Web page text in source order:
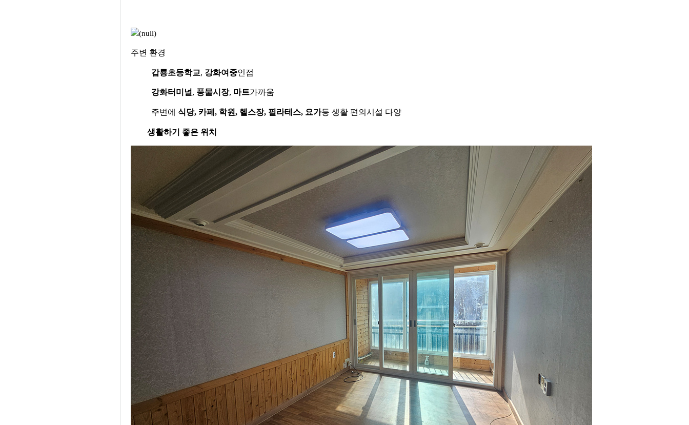
주변 환경
갑룡초등학교, 강화여중인접
강화터미널 , 풍물시장, 마트가까움
주변에 식당, 카페 , 학원, 헬스장, 필라테스, 요가등 생활 편의시설 다양
생활하기 좋은 위치